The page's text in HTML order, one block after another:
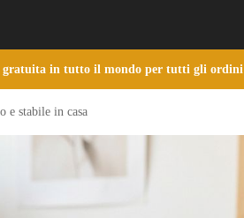
gratuita in tutto il mondo per tutti gli ordini
e stabile in casa